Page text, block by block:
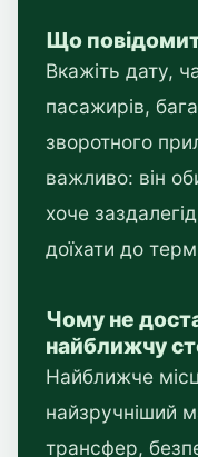
Що
Вкажіть дату,
пасажирів,
зворотного
важливо: він
хоче
доїхати до
Чому не
найближчу
Найближче
найзручніший
трансфер,